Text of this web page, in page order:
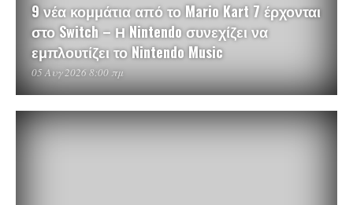
9 νέα κομμάτια από το Mario Kart 7 έρχονται
στο Switch – Η Nintendo συνεχίζει να
εμπλουτίζει το Nintendo Music
05 Αυγ 2026 8:00 πμ